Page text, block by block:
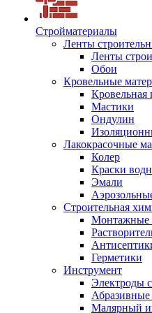
Стройматериалы
Ленты
Ленты
Обои
Кровельные
Кровельная
Мастики
Ондулин
Лакокрасочные
Колер
Краски
Эмали
Строительная
Монтажные
Герметики
Инструмент
Электроды
Малярный